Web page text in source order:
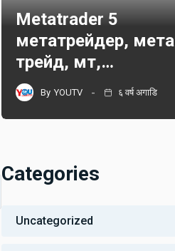
Metatrader 5
метатрейдер, мета
трейд, мт,…
By YOUTV ६ वर्ष अगाडि
Categories
Uncategorized